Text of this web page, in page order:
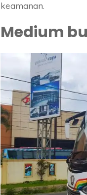
keamanan.
Medium